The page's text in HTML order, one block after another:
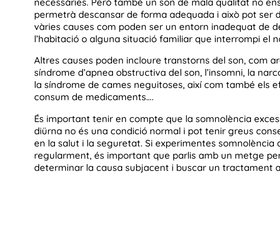
permetrà descansar de forma adequada i això pot ser
vàries causes com poden ser un entorn inadequat de
l’habitació o alguna situació familiar que interrompi el
Altres causes poden incloure transtorns del son, com
síndrome d’apnea obstructiva del son, l’insomni, la
la síndrome de cames neguitoses, així com també els
consum de medicaments….
És important tenir en compte que la somnolència
diürna no és una condició normal i pot tenir greus
en la salut i la seguretat. Si experimentes somnolència
regularment, és important que parlis amb un metge
determinar la causa subjacent i buscar un tractament